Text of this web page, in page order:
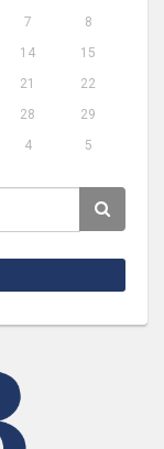
7
8
14
15
21
22
28
29
4 5